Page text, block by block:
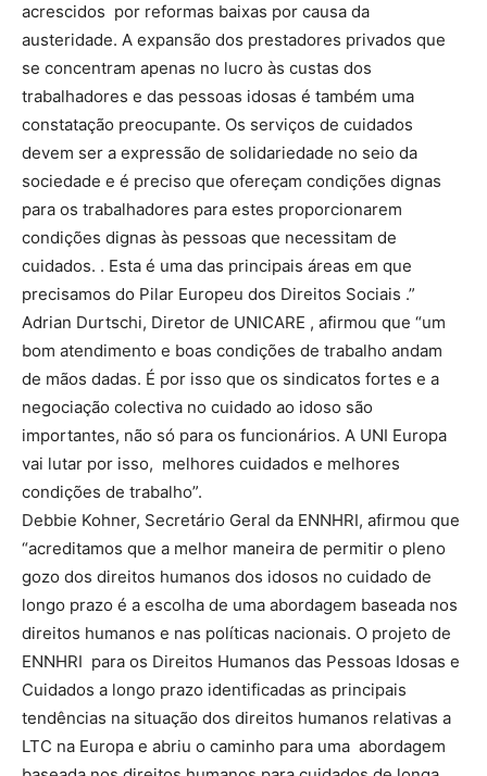
acrescidos por reformas baixas por causa da
austeridade. A expansão dos prestadores privados que
se concentram apenas no lucro às custas dos
trabalhadores e das pessoas idosas é também uma
constatação preocupante. Os serviços de cuidados
devem ser a expressão de solidariedade no seio da
sociedade e é preciso que ofereçam condições dignas
para os trabalhadores para estes proporcionarem
condições dignas às pessoas que necessitam de
cuidados. . Esta é uma das principais áreas em que
precisamos do Pilar Europeu dos Direitos Sociais .”
Adrian Durtschi, Diretor de UNICARE , afirmou que “um
bom atendimento e boas condições de trabalho andam
de mãos dadas. É por isso que os sindicatos fortes e a
negociação colectiva no cuidado ao idoso são
importantes, não só para os funcionários. A UNI Europa
vai lutar por isso, melhores cuidados e melhores
condições de trabalho”.
Debbie Kohner, Secretário Geral da ENNHRI, afirmou que
“acreditamos que a melhor maneira de permitir o pleno
gozo dos direitos humanos dos idosos no cuidado de
longo prazo é a escolha de uma abordagem baseada nos
direitos humanos e nas políticas nacionais. O projeto de
ENNHRI para os Direitos Humanos das Pessoas Idosas e
Cuidados a longo prazo identificadas as principais
tendências na situação dos direitos humanos relativas a
LTC na Europa e abriu o caminho para uma abordagem